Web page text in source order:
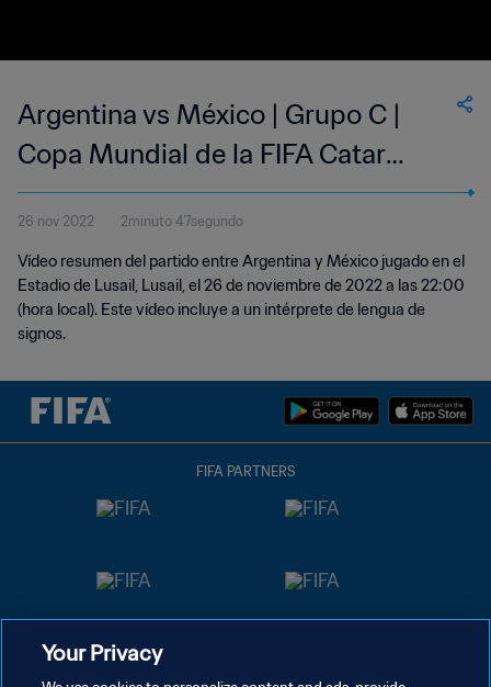
Argentina vs México | Grupo C |
Copa Mundial de la FIFA Catar
2022™ | Highlights (Lengua de
signos)
26 nov 2022 2minuto 47segundo
Vídeo resumen del partido entre Argentina y México jugado en el
Estadio de Lusail, Lusail, el 26 de noviembre de 2022 a las 22:00
(hora local). Este vídeo incluye a un intérprete de lengua de
signos.
FIFA PARTNERS
Your Privacy